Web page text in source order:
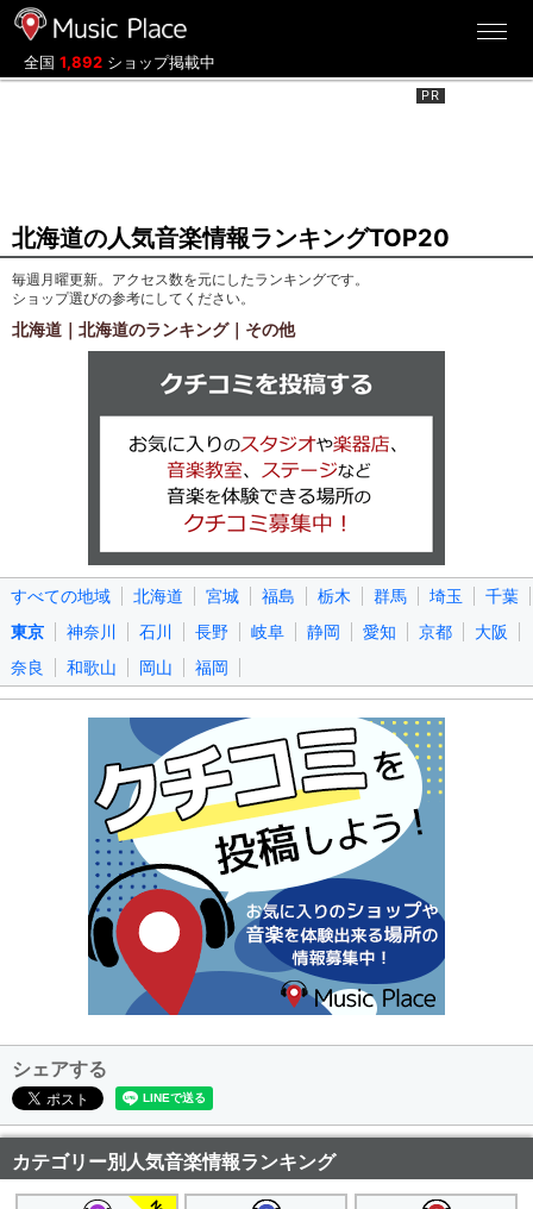
全国 1,892 ショップ掲載中
北海道の人気音楽情報ランキングTOP20
毎週月曜更新。アクセス数を元にしたランキングです。
ショップ選びの参考にしてください。
北海道｜北海道のランキング｜その他
すべての地域 北海道 宮城 福島 栃木 群馬 埼玉
千葉
東京
神奈川 石川 長野 岐阜 静岡 愛知 京都
大阪
奈良
和歌山 岡山 福岡
シェアする
カテゴリー別人気音楽情報ランキング